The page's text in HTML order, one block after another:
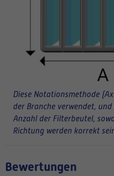
Diese Notationsmethode
der Branche verwendet,
Anzahl der Filterbeutel,
Richtung werden korrekt
Bewertungen